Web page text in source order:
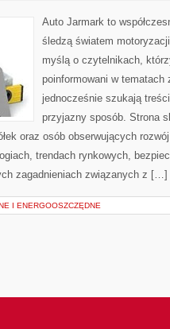
Auto Jarmark to
śledzą światem
myślą o czytelnikach,
poinformowani w
jednocześnie szukają
przyjazny sposób. Strona
oraz osób obserwujących
trendach rynkowych,
zagadnieniach związanych z […]
I ENERGOOSZCZĘDNE